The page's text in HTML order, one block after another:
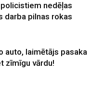
nedēļas
darba pilnas rokas
auto, laimētājs pasaka
zīmīgu vārdu!